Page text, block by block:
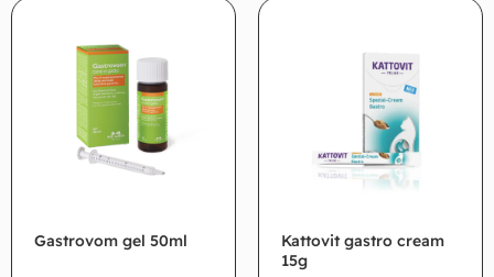
Gastrovom gel 50ml
Kattovit gastro cream
15g